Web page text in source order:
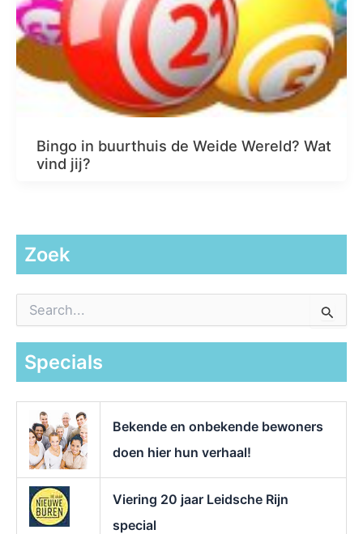
Bingo in buurthuis de Weide Wereld? Wat
vind jij?
Zoek
a
Specials
Bekende en onbekende bewoners
doen hier hun verhaal!
Viering 20 jaar Leidsche Rijn
special